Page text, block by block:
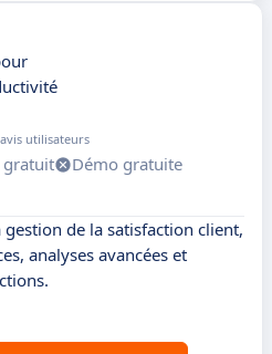
utilisateurs
gratuit
Démo gratuite
de la satisfaction client,
analyses avancées et